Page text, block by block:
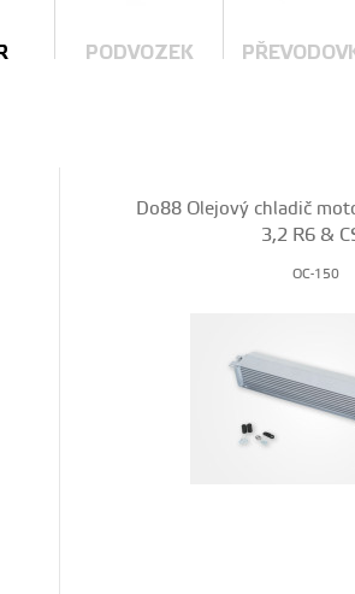
PODVOZEK
Do88 Olejový chladič
3,2 R6 &
OC-150